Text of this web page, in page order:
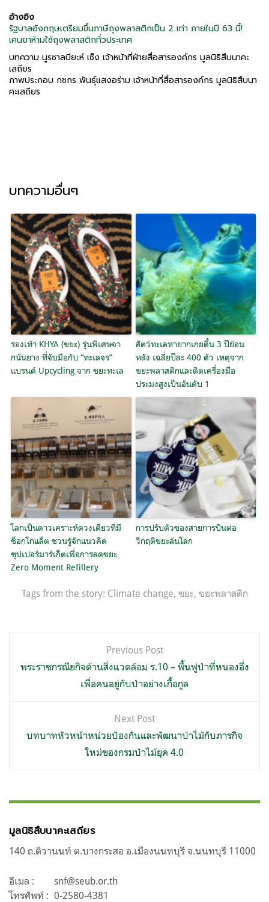
อ้างอิง
รัฐบาลอังกฤษเตรียมขึ้นภาษีถุงพลาสติกเป็น 2 เท่า ภายในปี 63 นี้!
เคนยาห้ามใช้ถุงพลาสติกทั่วประเทศ
บทความ นูรซาลบียะห์ เซ็ง เจ้าหน้าที่ฝ่ายสื่อสารองค์กร มูลนิธิสืบนาคะ
เสถียร
ภาพประกอบ กชกร พันธุ์แสงอร่าม เจ้าหน้าที่สื่อสารองค์กร มูลนิธิสืบนา
คะเสถียร
บทความอื่นๆ
รองเท้า KHYA (ขยะ) รุ่นพิเศษจา
กนันยาง ที่จับมือกับ “ทะเลจร”
แบรนด์ Upcycling จาก ขยะทะเล
สัตว์ทะเลหายากเกยตื้น 3 ปีย้อน
หลัง เฉลี่ยปีละ 400 ตัว เหตุจาก
ขยะพลาสติกและติดเครื่องมือ
ประมงสูงเป็นอันดับ 1
โลกเป็นดาวเคราะห์ดวงเดียวที่มี
ช็อกโกแล็ต ชวนรู้จักแนวคิด
ซุปเปอร์มาร์เก็ตเพื่อการลดขยะ
Zero Moment Refillery
การปรับตัวของสายการบินต่อ
วิกฤติขยะล้นโลก
Tags from the story: Climate change, ขยะ, ขยะพลาสติก
เรื่อง
Previous Post
พระราชกรณียกิจด้านสิ่งแวดล้อม ร.10 – พื้นฟูป่าที่หนองอึ่ง
เพื่อคนอยู่กับป่าอย่างเกื้อกูล
Next Post
บทบาทหัวหน้าหน่วยป้องกันและพัฒนาป่าไม้กับภารกิจ
ใหม่ของกรมป่าไม้ยุค 4.0
มูลนิธิสืบนาคะเสถียร
140 ถ.ติวานนท์ ต.บางกระสอ อ.เมืองนนทบุรี จ.นนทบุรี 11000
อีเมล :
snf@seub.or.th
โทรศัพท์ : 0-2580-4381